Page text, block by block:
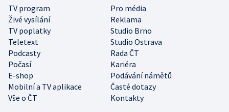
TV program
Pro média
Živé vysílání
Reklama
TV poplatky
Studio Brno
Teletext
Studio Ostrava
Podcasty
Rada ČT
Počasí
Kariéra
E-shop
Podávání námětů
Mobilní a TV aplikace
Časté dotazy
Vše o ČT
Kontakty